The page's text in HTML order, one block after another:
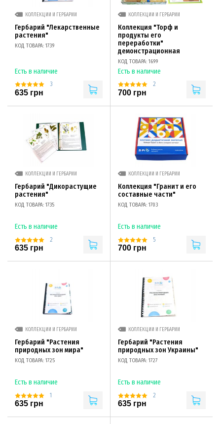
КОЛЛЕКЦИИ И ГЕРБАРИИ
Гербарий "Лекарственные
растения"
КОД ТОВАРА: 1739
Есть в наличие
3
635 грн
КОЛЛЕКЦИИ И ГЕРБАРИИ
Коллекция "Торф и
продукты его
переработки"
демонстрационная
КОД ТОВАРА: 1699
Есть в наличие
2
700 грн
КОЛЛЕКЦИИ И ГЕРБАРИИ
Гербарий "Дикорастущие
растения"
КОД ТОВАРА: 1735
Есть в наличие
2
635 грн
КОЛЛЕКЦИИ И ГЕРБАРИИ
Коллекция "Гранит и его
составные части"
КОД ТОВАРА: 1703
Есть в наличие
5
700 грн
КОЛЛЕКЦИИ И ГЕРБАРИИ
Гербарий "Растения
природных зон мира"
КОД ТОВАРА: 1725
Есть в наличие
1
635 грн
КОЛЛЕКЦИИ И ГЕРБАРИИ
Гербарий "Растения
природных зон Украины"
КОД ТОВАРА: 1727
Есть в наличие
2
635 грн